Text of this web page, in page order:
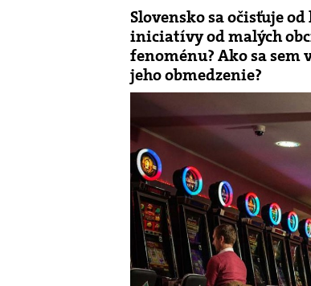
Slovensko sa očisťuje
iniciatívy od malých
fenoménu? Ako sa sem
jeho obmedzenie?